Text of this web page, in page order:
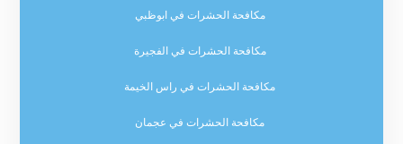
مكافحة الحشرات في ابوظبي
مكافحة الحشرات في الفجيرة
مكافحة الحشرات في راس الخيمة
مكافحة الحشرات في عجمان